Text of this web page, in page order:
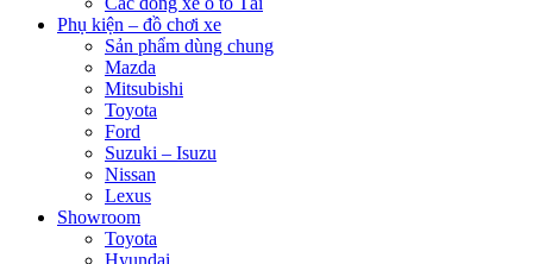
Phụ kiện – đồ chơi xe
Sản phẩm dùng chung
Mazda
Mitsubishi
Toyota
Ford
Suzuki – Isuzu
Nissan
Lexus
Showroom
Toyota
Hyundai